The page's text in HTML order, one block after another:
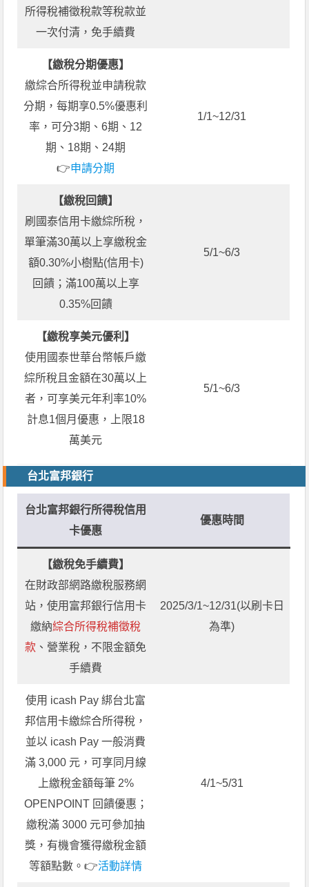
所得稅補徵稅款等稅款並
一次付清，免手續費
【繳稅分期優惠】
繳綜合所得稅並申請稅款
分期，每期享0.5%優惠利
率，可分3期、6期、12
期、18期、24期
👉申請分期
1/1~12/31
【繳稅回饋】
刷國泰信用卡繳綜所稅，
單筆滿30萬以上享繳稅金
額0.30%小樹點(信用卡)
回饋；滿100萬以上享
0.35%回饋
5/1~6/3
【繳稅享美元優利】
使用國泰世華台幣帳戶繳
綜所稅且金額在30萬以上
者，可享美元年利率10%
計息1個月優惠，上限18
萬美元
5/1~6/3
台北富邦銀行
台北富邦銀行所得稅信用
卡優惠
優惠時間
【繳稅免手續費】
在財政部網路繳稅服務網
站，使用富邦銀行信用卡
繳納綜合所得稅補徵稅
款 、營業稅，不限金額免
手續費
2025/3/1~12/31(以刷卡日
為準)
使用 icash Pay 綁台北富
邦信用卡繳綜合所得稅，
並以 icash Pay 一般消費
滿 3,000 元，可享同月線
上繳稅金額每筆 2%
OPENPOINT 回饋優惠；
繳稅滿 3000 元可參加抽
獎，有機會獲得繳稅金額
等額點數。👉活動詳情
4/1~5/31